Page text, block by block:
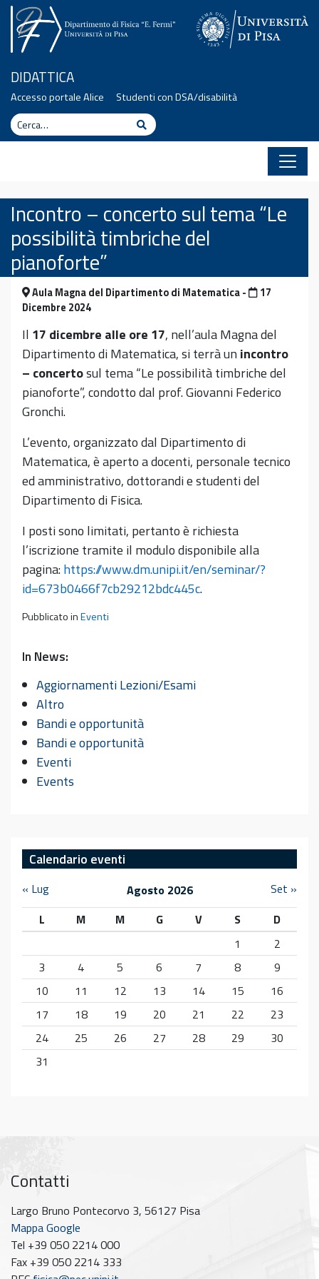
Vai al contenuto
DIDATTICA
Accesso portale Alice
Studenti con DSA/disabilità
Cerca
Cerca
Incontro – concerto sul tema “Le
possibilità timbriche del
pianoforte”
Aula Magna del Dipartimento di Matematica -
17
Dicembre 2024
Il 17 dicembre alle ore 17, nell’aula Magna del
Dipartimento di Matematica, si terrà un incontro
– concertosul tema “Le possibilità timbriche del
pianoforte”, condotto dal prof. Giovanni Federico
Gronchi.
L’evento, organizzato dal Dipartimento di
Matematica, è aperto a docenti, personale tecnico
ed amministrativo, dottorandi e studenti del
Dipartimento di Fisica.
I posti sono limitati, pertanto è richiesta
l’iscrizione tramite il modulo disponibile alla
pagina:https://www.dm.unipi.it/en/seminar/?
id=673b0466f7cb29212bdc445c.
Pubblicato inEventi
In News:
Aggiornamenti Lezioni/Esami
Altro
Bandi e opportunità
Bandi e opportunità
Eventi
Events
Calendario eventi
Agosto 2026
L
M M G V S D
« Lug Set »
1
2
3
4 5 6 7 8
9
10
11 12 13 14 15
16
17
18 19 20 21 22
23
24
25 26 27 28 29
30
31
Contatti
Largo Bruno Pontecorvo 3, 56127 Pisa
Mappa Google
Tel +39 050 2214 000
Fax +39 050 2214 333